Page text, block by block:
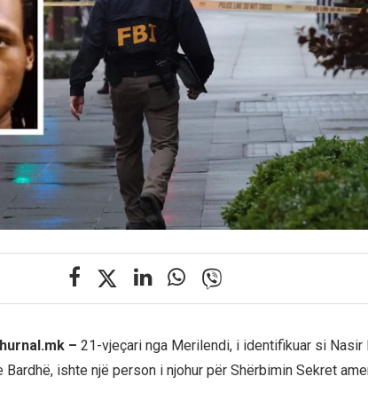
– 21-vjeçari nga Merilendi, i identifikuar si Nasir
Bardhë, ishte një person i njohur për Shërbimin Sekret